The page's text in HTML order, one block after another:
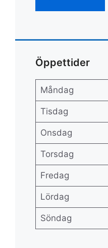
Öppettider
Måndag
Tisdag
Onsdag
Torsdag
Fredag
Lördag
Söndag